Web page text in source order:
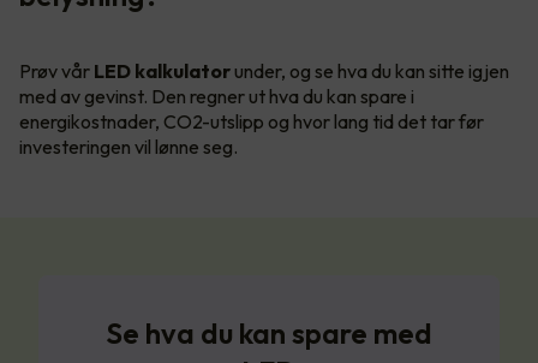
Prøv vår LED kalkulator under, og se hva du kan sitte igjen
med av gevinst. Den regner ut hva du kan spare i
energikostnader, CO2-utslipp og hvor lang tid det tar før
investeringen vil lønne seg.
Se hva du kan spare med